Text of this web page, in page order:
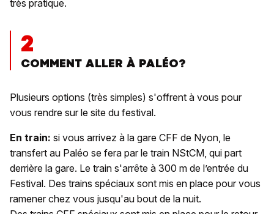
très pratique.
2
COMMENT ALLER À PALÉO?
Plusieurs options (très simples) s'offrent à vous pour
vous rendre sur le site du festival.
En train: si vous arrivez à la gare CFF de Nyon, le
transfert au Paléo se fera par le train NStCM, qui part
derrière la gare. Le train s'arrête à 300 m de l’entrée du
Festival. Des trains spéciaux sont mis en place pour vous
ramener chez vous jusqu'au bout de la nuit.